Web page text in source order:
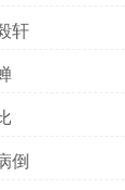
轩
倒